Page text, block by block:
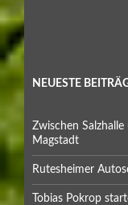
NEUESTE
Zwischen
Magstadt
Rutesheimer
Tobias Pokrop